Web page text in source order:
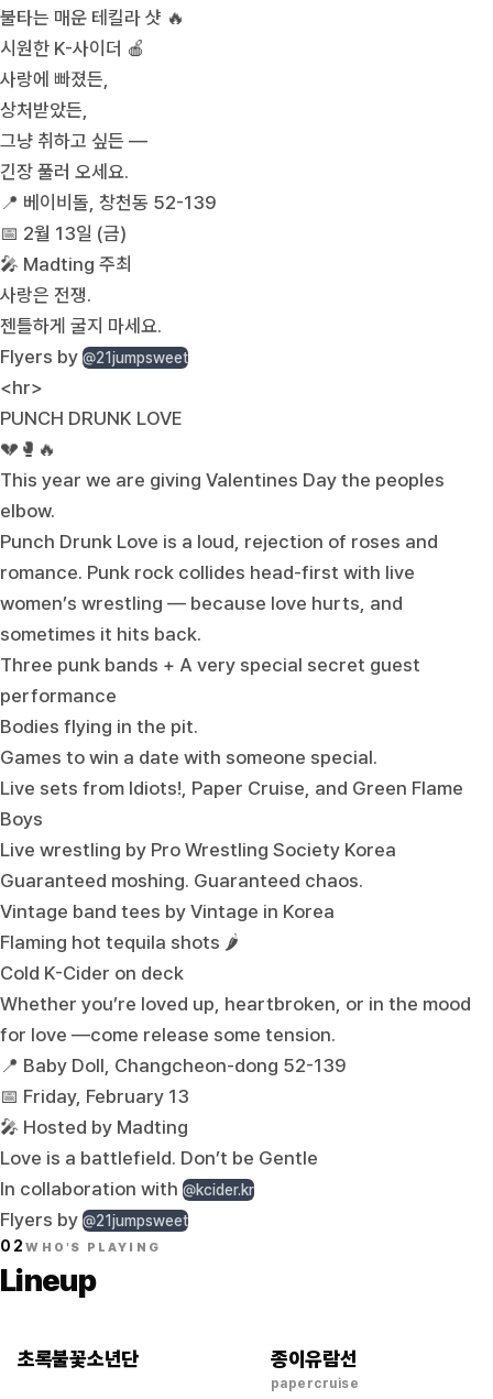
불타는 매운 테킬라 샷 🔥
시원한 K-사이더 🍎
사랑에 빠졌든,
상처받았든,
그냥 취하고 싶든 —
긴장 풀러 오세요.
📍 베이비돌, 창천동 52-139
📅 2월 13일 (금)
🎤 Madting 주최
사랑은 전쟁.
젠틀하게 굴지 마세요.
Flyers by @21jumpsweet
<hr>
PUNCH DRUNK LOVE
💔🥊🔥
This year we are giving Valentines Day the peoples
elbow.
Punch Drunk Love is a loud, rejection of roses and
romance. Punk rock collides head-first with live
women’s wrestling — because love hurts, and
sometimes it hits back.
Three punk bands + A very special secret guest
performance
Bodies flying in the pit.
Games to win a date with someone special.
Live sets from Idiots!, Paper Cruise, and Green Flame
Boys
Live wrestling by Pro Wrestling Society Korea
Guaranteed moshing. Guaranteed chaos.
Vintage band tees by Vintage in Korea
Flaming hot tequila shots 🌶️
Cold K-Cider on deck
Whether you’re loved up, heartbroken, or in the mood
for love —come release some tension.
📍 Baby Doll, Changcheon-dong 52-139
📅 Friday, February 13
🎤 Hosted by Madting
Love is a battlefield. Don’t be Gentle
In collaboration with @kcider.kr
Flyers by @21jumpsweet
02WHO'S PLAYING
Lineup
초록불꽃소년단 종이유람선
papercruise